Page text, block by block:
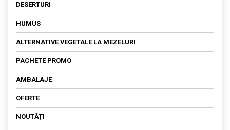
DESERTURI
HUMUS
ALTERNATIVE VEGETALE LA MEZELURI
PACHETE PROMO
AMBALAJE
OFERTE
NOUTĂȚI